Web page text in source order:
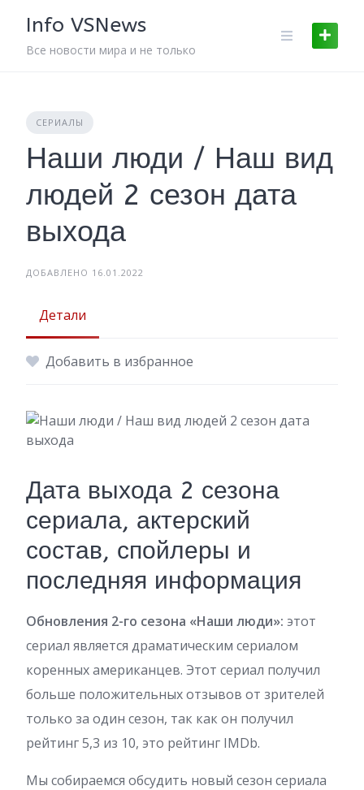
content
Info VSNews
Все новости мира и не только
СЕРИАЛЫ
Наши люди / Наш вид
людей 2 сезон дата
выхода
ДОБАВЛЕНО 16.01.2022
Детали
Добавить в избранное
Дата выхода 2 сезона
сериала, актерский
состав, спойлеры и
последняя информация
Обновления 2-го сезона «Наши люди»: этот
сериал является драматическим сериалом
коренных американцев. Этот сериал получил
больше положительных отзывов от зрителей
только за один сезон, так как он получил
рейтинг 5,3 из 10, это рейтинг IMDb.
Мы собираемся обсудить новый сезон сериала